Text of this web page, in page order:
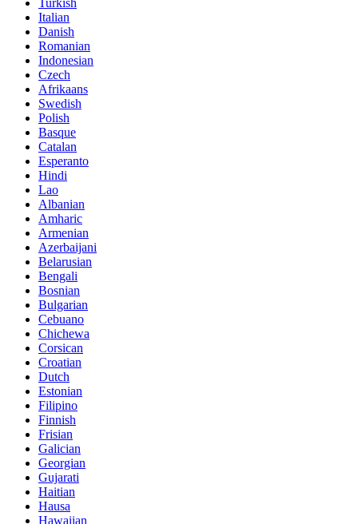
Italian
Danish
Romanian
Indonesian
Czech
Afrikaans
Swedish
Polish
Basque
Catalan
Esperanto
Hindi
Lao
Albanian
Amharic
Armenian
Azerbaijani
Belarusian
Bengali
Bosnian
Bulgarian
Cebuano
Chichewa
Corsican
Croatian
Dutch
Estonian
Filipino
Finnish
Frisian
Galician
Georgian
Gujarati
Haitian
Hausa
Hawaiian